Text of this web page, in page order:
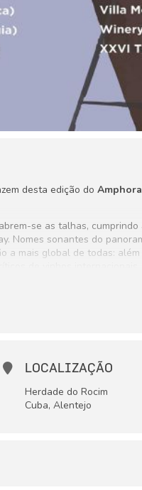
desta edição do
se as talhas,
Nomes sonantes do
a mais global de todas:
LOCALIZAÇÃO
Herdade do Rocim
Cuba, Alentejo